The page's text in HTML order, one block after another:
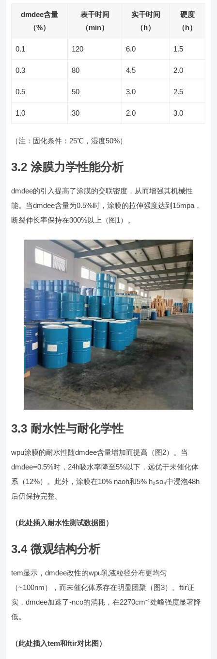
dmdee含量
（%）
表干时间
（min）
实干时间
（h）
硬度
（h）
0.1 120 6.0 1.5
0.3 80 4.5 2.0
0.5 50 3.0 2.5
1.0 30 2.0 3.0
（注：固化条件：25℃，湿度50%）
3.2 涂膜力学性能分析
dmdee的引入提高了涂膜的交联密度，从而增强其机械性
能。当dmdee含量为0.5%时，涂膜的拉伸强度达到15mpa，
断裂伸长率保持在300%以上（图1）。
3.3 耐水性与耐化学性
wpu涂膜的耐水性随dmdee含量增加而提高（图2）。当
dmdee=0.5%时，24h吸水率降至5%以下，远优于未催化体
系（12%）。此外，涂膜在10% naoh和5% h₂so₄中浸泡48h
后仍保持完整。
（此处插入耐水性测试数据图）
3.4 微观结构分析
tem显示，dmdee改性的wpu乳液粒径分布更均匀
（~100nm），而未催化体系存在明显团聚（图3）。ftir证
实，dmdee加速了-nco的消耗，在2270cm⁻¹处峰强度显著降
低。
（此处插入tem和ftir对比图）